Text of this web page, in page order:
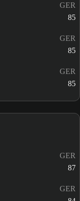
GER
85
GER
85
GER
85
GER
87
GER